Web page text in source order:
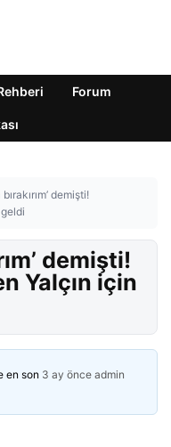
Forum
demişti!
demişti!
Yalçın için
en son 3 ay önce admin